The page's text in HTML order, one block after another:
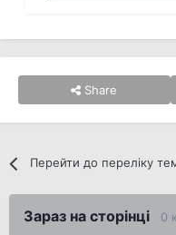
Share
Перейти до переліку
Зараз на сторінці 0